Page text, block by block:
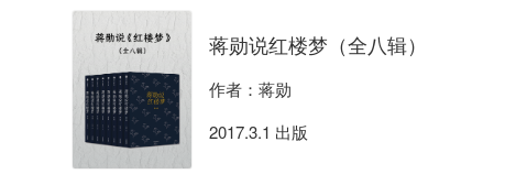
蒋勋说红楼梦（全八辑）
作者：蒋勋
2017.3.1 出版